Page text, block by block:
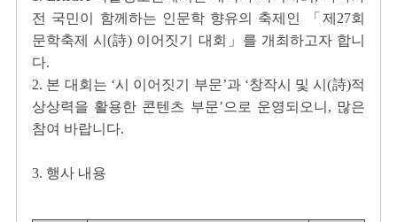
과
전 국민이 함께하는 인문학 향유의 축제인 「제27회
문학축제 시(詩) 이어짓기 대회」를 개최하고자 합니
다.
2. 본 대회는 ‘시 이어짓기 부문’과 ‘창작시 및 시(詩)적
상상력을 활용한 콘텐츠 부문’으로 운영되오니, 많은
참여 바랍니다.
3. 행사 내용